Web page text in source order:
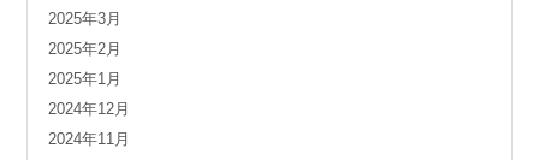
2025年3月
2025年2月
2025年1月
2024年12月
2024年11月